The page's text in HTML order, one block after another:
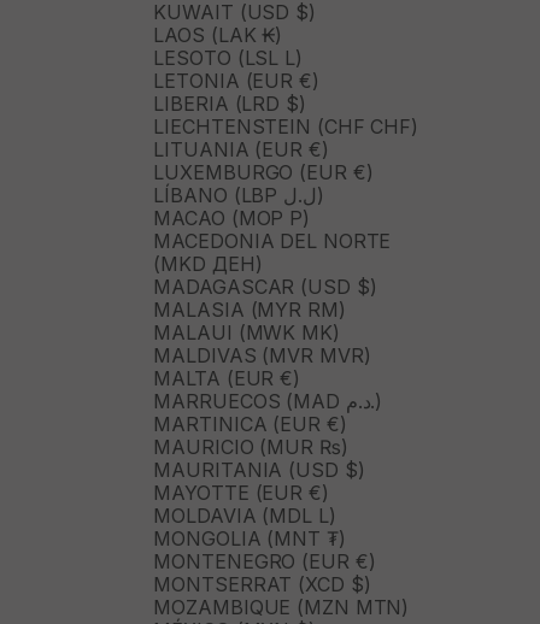
KUWAIT (USD $)
LAOS (LAK ₭)
LESOTO (LSL L)
LETONIA (EUR €)
LIBERIA (LRD $)
LIECHTENSTEIN (CHF CHF)
LITUANIA (EUR €)
LUXEMBURGO (EUR €)
LÍBANO (LBP ل.ل)
MACAO (MOP P)
MACEDONIA DEL NORTE
(MKD ДЕН)
MADAGASCAR (USD $)
MALASIA (MYR RM)
MALAUI (MWK MK)
MALDIVAS (MVR MVR)
MALTA (EUR €)
MARRUECOS (MAD د.م.)
MARTINICA (EUR €)
MAURICIO (MUR ₨)
MAURITANIA (USD $)
MAYOTTE (EUR €)
MOLDAVIA (MDL L)
MONGOLIA (MNT ₮)
MONTENEGRO (EUR €)
MONTSERRAT (XCD $)
MOZAMBIQUE (MZN MTN)